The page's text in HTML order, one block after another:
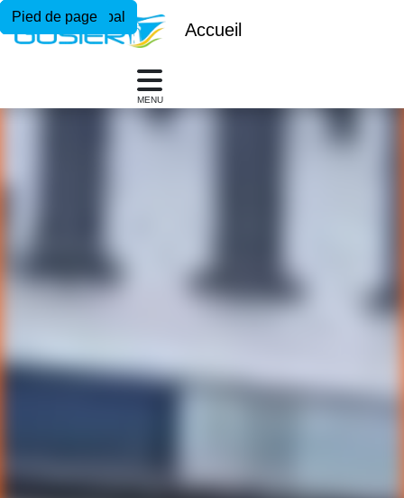
Menu principal
Contenu principal
Pied de page
Accueil
MENU